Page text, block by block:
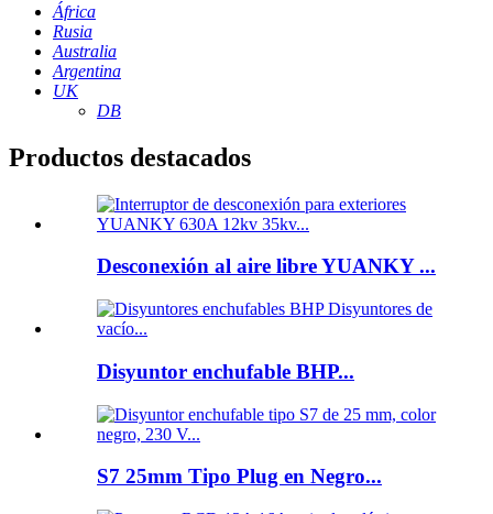
África
Rusia
Australia
Argentina
UK
DB
Productos destacados
Desconexión al aire libre YUANKY ...
Disyuntor enchufable BHP...
S7 25mm Tipo Plug en Negro...